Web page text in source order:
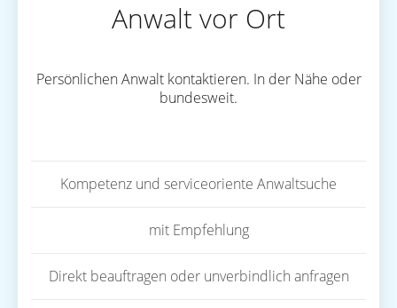
Anwalt vor Ort
Persönlichen Anwalt kontaktieren. In der Nähe oder
bundesweit.
Kompetenz und serviceoriente Anwaltsuche
mit Empfehlung
Direkt beauftragen oder unverbindlich anfragen